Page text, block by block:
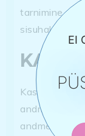
tarnimine,
sisuhaldus,
Kasutajatel
andmeid me
andmeid
EI